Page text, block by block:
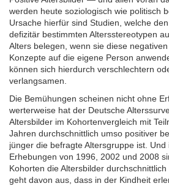
werden heute soziologisch wie politisch
Ursache hierfür sind Studien, welche
defizitär bestimmten Alters­stereotypen
Alters belegen, wenn sie diese
Konzepte auf die eigene Person
können sich hierdurch ver­schlechtern
ver­langsamen.
Die Bemühungen scheinen nicht ohne
werter­weise hat der Deutsche
Altersbilder im Kohorten­vergleich mit
Jahren durch­schnittlich umso positiver
jünger die befragte Alters­gruppe ist. Und
Erhebungen von 1996, 2002 und 2008
Kohorten die Alters­bilder
geht davon aus, dass in der Kindheit